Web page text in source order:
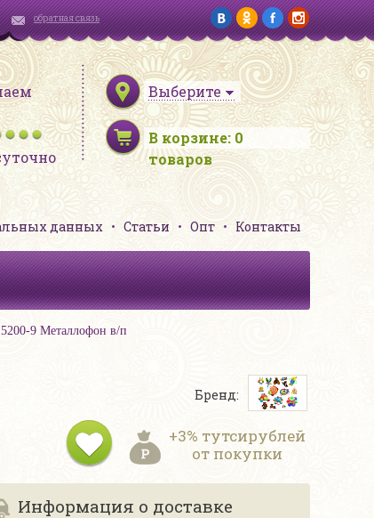
обратная связь
Выберите
В корзине: 0
товаров
данных Статьи Опт Контакты
9 Металлофон в/п
Бренд:
+3% тутсирублей
от покупки
Информация о доставке